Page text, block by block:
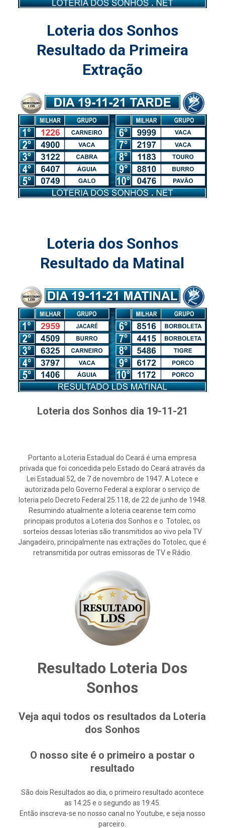
Loteria dos Sonhos
Resultado da Primeira
Extração
Loteria dos Sonhos
Resultado da Matinal
Loteria dos Sonhos dia 19-11-21
Portanto a Loteria Estadual do Ceará é uma empresa
privada que foi concedida pelo Estado do Ceará através da
Lei Estadual 52, de 7 de novembro de 1947. A Lotece e
autorizada pelo Governo Federal a explorar o serviço de
loteria pelo Decreto Federal 25.118, de 22 de junho de 1948.
Resumindo atualmente a loteria cearense tem como
principais produtos a Loteria dos Sonhos e o Totolec, os
sorteios dessas loterias são transmitidos ao vivo pela TV
Jangadeiro, principalmente nas extrações do Totolec, que é
retransmitida por outras emissoras de TV e Rádio.
Resultado Loteria Dos
Sonhos
Veja aqui todos os resultados da Loteria
dos Sonhos
O nosso site é o primeiro a postar o
resultado
São dois Resultados ao dia, o primeiro resultado acontece
as 14:25 e o segundo as 19:45.
Então inscreva-se no nosso canal no Youtube, e seja nosso
parceiro.